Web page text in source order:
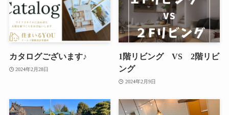
カタログございます♪
2024年2月28日
1階リビング VS 2階リビ
ング
2024年2月9日